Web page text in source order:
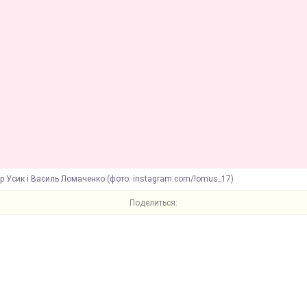
Усик і Василь Ломаченко (фото: instagram.com/lomus_17)
Поделиться: